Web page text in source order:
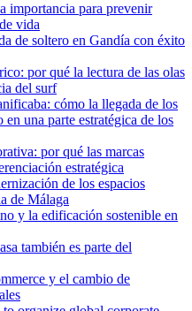
importancia para prevenir
vida
de soltero en Gandía con éxito
por qué la lectura de las olas
del surf
cómo la llegada de los
en una parte estratégica de los
por qué las marcas
estratégica
de los espacios
de Málaga
y la edificación sostenible en
también es parte del
y el cambio de